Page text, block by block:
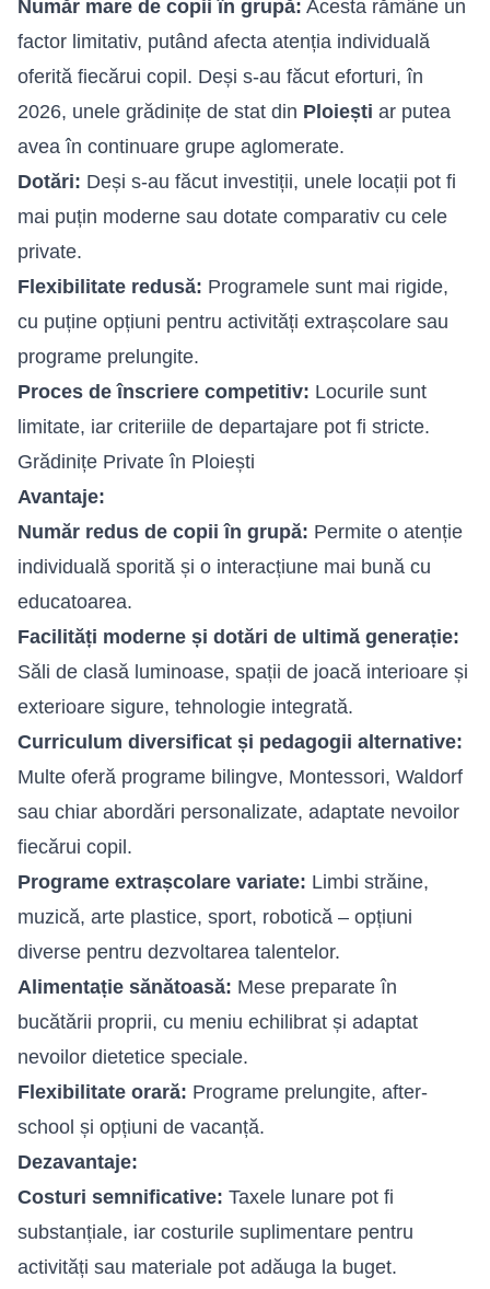
Număr mare de copii în grupă: Acesta rămâne un
factor limitativ, putând afecta atenția individuală
oferită fiecărui copil. Deși s-au făcut eforturi, în
2026, unele grădinițe de stat din Ploiești ar putea
avea în continuare grupe aglomerate.
Dotări: Deși s-au făcut investiții, unele locații pot fi
mai puțin moderne sau dotate comparativ cu cele
private.
Flexibilitate redusă: Programele sunt mai rigide,
cu puține opțiuni pentru activități extrașcolare sau
programe prelungite.
Proces de înscriere competitiv: Locurile sunt
limitate, iar criteriile de departajare pot fi stricte.
Grădinițe Private în Ploiești
Avantaje:
Număr redus de copii în grupă: Permite o atenție
individuală sporită și o interacțiune mai bună cu
educatoarea.
Facilități moderne și dotări de ultimă generație:
Săli de clasă luminoase, spații de joacă interioare și
exterioare sigure, tehnologie integrată.
Curriculum diversificat și pedagogii alternative:
Multe oferă programe bilingve, Montessori, Waldorf
sau chiar abordări personalizate, adaptate nevoilor
fiecărui copil.
Programe extrașcolare variate: Limbi străine,
muzică, arte plastice, sport, robotică – opțiuni
diverse pentru dezvoltarea talentelor.
Alimentație sănătoasă: Mese preparate în
bucătării proprii, cu meniu echilibrat și adaptat
nevoilor dietetice speciale.
Flexibilitate orară: Programe prelungite, after-
school și opțiuni de vacanță.
Dezavantaje:
Costuri semnificative: Taxele lunare pot fi
substanțiale, iar costurile suplimentare pentru
activități sau materiale pot adăuga la buget.